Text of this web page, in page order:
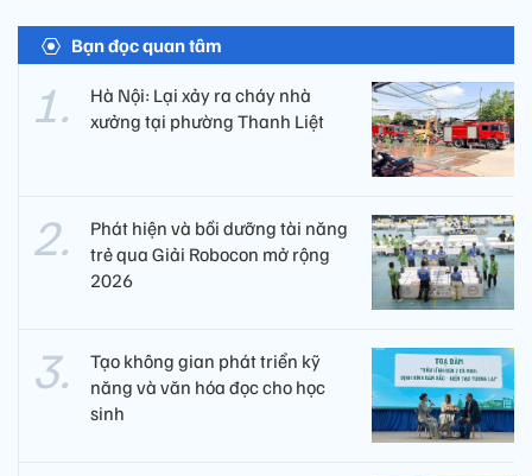
Bạn đọc quan tâm
Hà Nội: Lại xảy ra cháy nhà
xưởng tại phường Thanh Liệt
Phát hiện và bồi dưỡng tài năng
trẻ qua Giải Robocon mở rộng
2026
Tạo không gian phát triển kỹ
năng và văn hóa đọc cho học
sinh